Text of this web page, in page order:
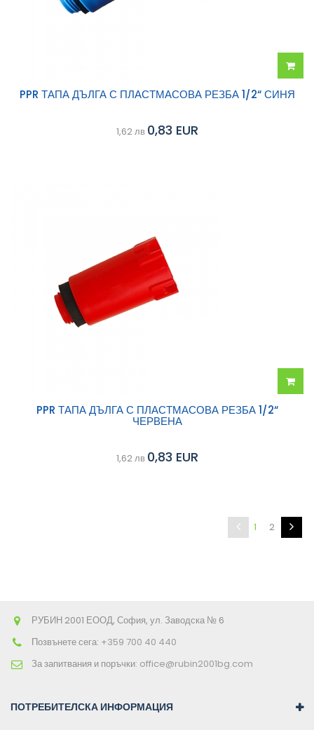
PPR ТАПА ДЪЛГА С ПЛАСТМАСОВА РЕЗБА 1/2“ СИНЯ
1,62 лв 0,83 EUR
PPR ТАПА ДЪЛГА С ПЛАСТМАСОВА РЕЗБА 1/2“
ЧЕРВЕНА
1,62 лв 0,83 EUR
1 2
РУБИН 2001 ЕООД, София, ул. Заводска № 6
Позвънете сега: +359 700 40 440
За запитвания и поръчки: office@rubin2001bg.com
ПОТРЕБИТЕЛСКА ИНФОРМАЦИЯ